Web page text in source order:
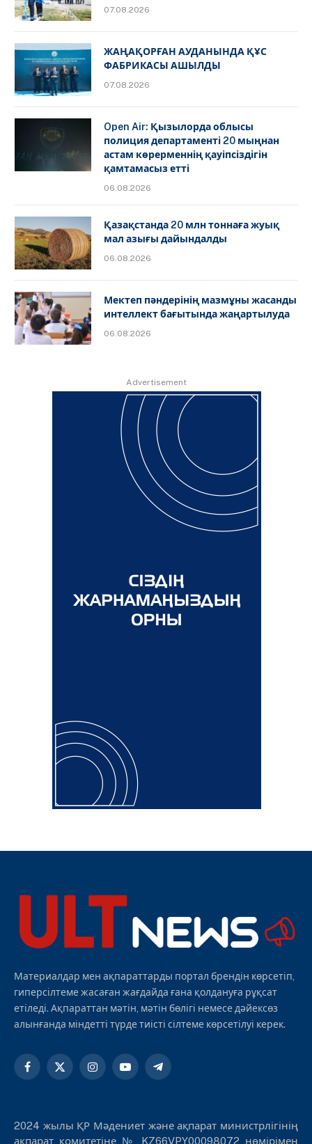
07.08.2026
ЖАҢАҚОРҒАН АУДАНЫНДА ҚҰС
ФАБРИКАСЫ АШЫЛДЫ
07.08.2026
Open Air: Қызылорда облысы
полиция департаменті 20 мыңнан
астам көрерменнің қауіпсіздігін
қамтамасыз етті
06.08.2026
Қазақстанда 20 млн тоннаға жуық
мал азығы дайындалды
06.08.2026
Мектеп пәндерінің мазмұны жасанды
интеллект бағытында жаңартылуда
06.08.2026
Advertisement
Материалдар мен ақпараттарды портал брендін көрсетіп,
гиперсілтеме жасаған жағдайда ғана қолдануға рұқсат
етіледі. Ақпараттан мәтін, мәтін бөлігі немесе дәйексөз
алынғанда міндетті түрде тиісті сілтеме көрсетілуі керек.
Facebook
X
InstagramYouTubeTelegram
2024 жылы ҚР Мәдениет және ақпарат министрлігінің
ақпарат комитетіне № KZ66VPY00098072 нөмірімен